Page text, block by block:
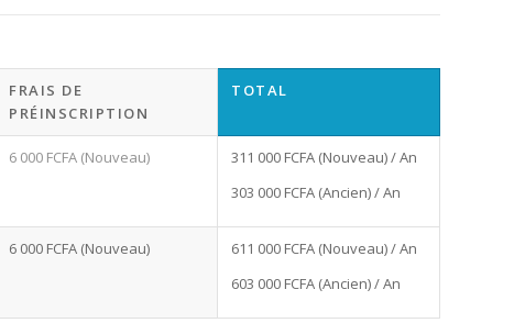
FRAIS DE
PRÉINSCRIPTION
TOTAL
6 000 FCFA (Nouveau)
311 000 FCFA (Nouveau) / An
303 000 FCFA (Ancien) / An
6 000 FCFA (Nouveau)
611 000 FCFA (Nouveau) / An
603 000 FCFA (Ancien) / An